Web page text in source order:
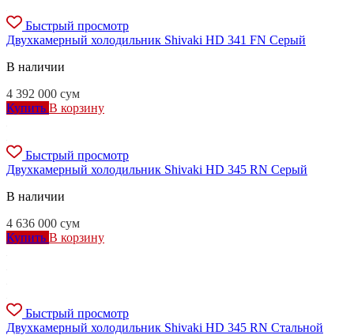
Быстрый просмотр
Двухкамерный холодильник Shivaki HD 341 FN Серый
В наличии
4 392 000 сум
Купить В корзину
Быстрый просмотр
Двухкамерный холодильник Shivaki HD 345 RN Серый
В наличии
4 636 000 сум
Купить В корзину
Быстрый просмотр
Двухкамерный холодильник Shivaki HD 345 RN Стальной